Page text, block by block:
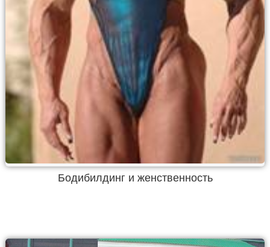
Бодибилдинг и женственность